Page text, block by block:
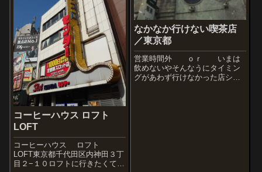
コーヒーハウス ロフト
LOFT
コーヒーハウス ロフト
LOFT東京都千代田区内神田３丁
目２−１０ロフトに行きたくて神
なかなか行けない喫茶店
／東京都
営業時間外 ｏｒ いまは
飲めないやそんなうにタイミン
グがあわず行けなかった店シル